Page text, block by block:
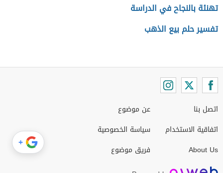
تهنئة بالنجاح في الدراسة
تفسير حلم بيع الذهب
اتصل بنا
اتفاقية الاستخدام
About Us
عن موضوع
سياسة الخصوصية
فريق موضوع
+